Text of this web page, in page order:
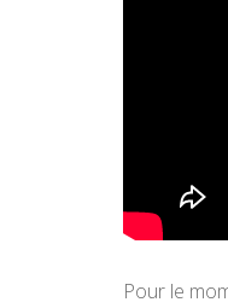
Pour le